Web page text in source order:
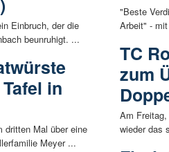
Einbruch, der die
beunruhigt. ...
in
dritten Mal über eine
Meyer ...
"Beste
Arbeit" -
TC
zum
Am
wieder das